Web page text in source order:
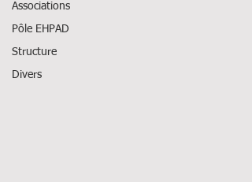
Associations
Pôle EHPAD
Structure
Divers